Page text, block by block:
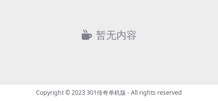
暂无内容
Copyright © 2023301传奇单机版 - All rights reserved